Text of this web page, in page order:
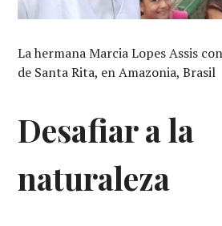
La hermana Marcia Lopes Assis
de Santa Rita, en Amazonia, Brasil
Desafiar a la
naturaleza